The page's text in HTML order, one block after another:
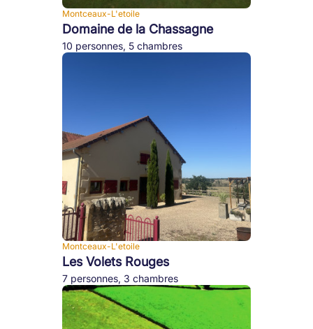
Montceaux-L'etoile
Domaine de la Chassagne
10 personnes, 5 chambres
Montceaux-L'etoile
Les Volets Rouges
7 personnes, 3 chambres